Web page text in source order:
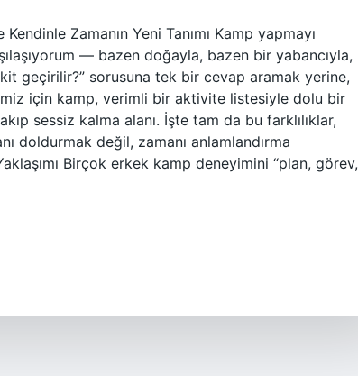
Zamanın Yeni Tanımı Kamp yapmayı
— bazen doğayla, bazen bir yabancıyla,
geçirilir?” sorusuna tek bir cevap aramak yerine,
için kamp, verimli bir aktivite listesiyle dolu bir
sessiz kalma alanı. İşte tam da bu farklılıklar,
doldurmak değil, zamanı anlamlandırma
Birçok erkek kamp deneyimini “plan, görev,